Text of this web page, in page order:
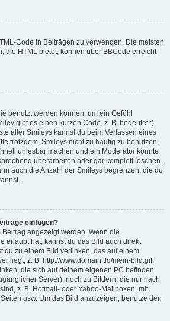
Code in Beiträgen zu verwenden. Die meisten
die HTML bietet, können über BBCode erreicht
benutzt werden können, um ein Gefühl
gibt es einen kurzen Code, z. B. bedeutet :)
aller Smileys kannst du beim Verfassen eines
trotzdem, Smileys nicht zu häufig zu benutzen,
unlesbar machen und ein Moderator könnte
überarbeiten oder gar komplett löschen.
auch die Anzahl der Smileys begrenzen, die du
einfügen?
angezeigt werden. Wenn die
erlaubt hat, kannst du das Bild auch direkt
du zu einem Bild verlinken, das auf einem
liegt, z. B. http://www.domain.tld/mein-bild.gif.
die sich auf deinem eigenen PC befinden
Server), noch zu Bildern, die nur nach
z. B. Hotmail- oder Yahoo-Mailboxen, mit
usw. Um das Bild anzuzeigen, benutze den